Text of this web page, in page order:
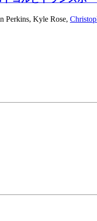
Perkins, Kyle Rose,